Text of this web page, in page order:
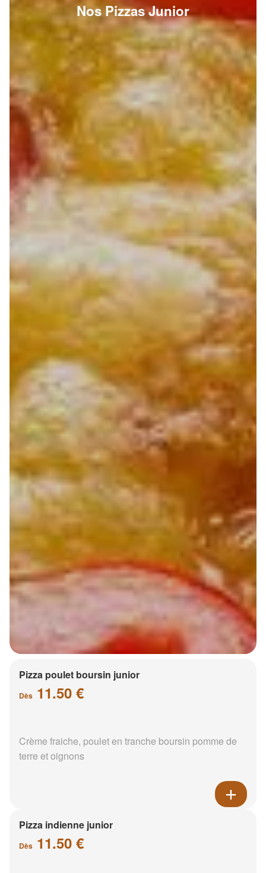
Nos Pizzas Junior
Pizza poulet boursin junior
Dès 11.50 €
Crème fraiche, poulet en tranche boursin pomme de
terre et oignons
Pizza indienne junior
Dès 11.50 €